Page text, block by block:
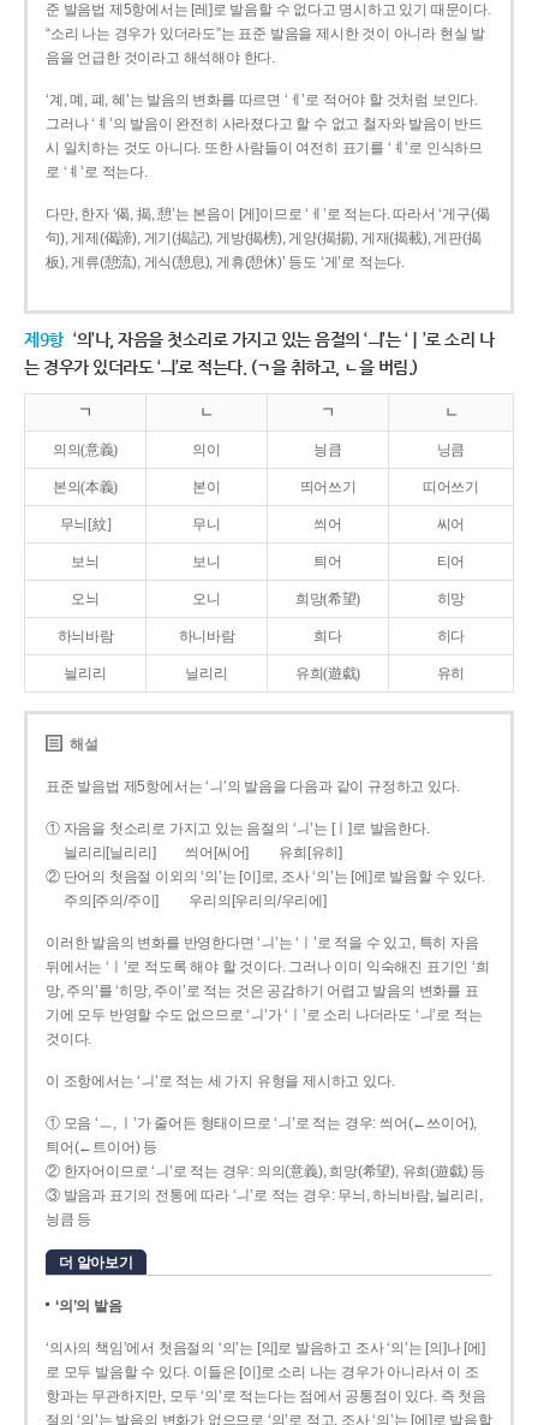
준 발음법 제5항에서는 [레]로 발음할 수 없다고 명시하고 있기 때문이다.
“소리 나는 경우가 있더라도”는 표준 발음을 제시한 것이 아니라 현실 발
음을 언급한 것이라고 해석해야 한다.
‘계, 몌, 폐, 혜’는 발음의 변화를 따르면 ‘ㅔ’로 적어야 할 것처럼 보인다.
그러나 ‘ㅖ’의 발음이 완전히 사라졌다고 할 수 없고 철자와 발음이 반드
시 일치하는 것도 아니다. 또한 사람들이 여전히 표기를 ‘ㅖ’로 인식하므
로 ‘ㅖ’로 적는다.
다만, 한자 ‘偈, 揭, 憩’는 본음이 [게]이므로 ‘ㅔ’로 적는다. 따라서 ‘게구(偈
句), 게제(偈諦), 게기(揭記), 게방(揭榜), 게양(揭揚), 게재(揭載), 게판(揭
板), 게류(憩流), 게식(憩息), 게휴(憩休)’ 등도 ‘게’로 적는다.
제9항 ‘의’나, 자음을 첫소리로 가지고 있는 음절의 ‘ㅢ’는 ‘ㅣ’로 소리 나
는 경우가 있더라도 ‘ㅢ’로 적는다. (ㄱ을 취하고, ㄴ을 버림.)
ㄱ ㄴ ㄱ ㄴ
의의(意義) 의이 닁큼 닝큼
본의(本義) 본이 띄어쓰기 띠어쓰기
무늬[紋] 무니 씌어 씨어
보늬 보니 틔어 티어
오늬 오니 희망(希望) 히망
하늬바람 하니바람 희다 히다
늴리리 닐리리 유희(遊戱) 유히
해설
표준 발음법 제5항에서는 ‘ㅢ’의 발음을 다음과 같이 규정하고 있다.
① 자음을 첫소리로 가지고 있는 음절의 ‘ㅢ’는 [ㅣ]로 발음한다.
늴리리[닐리리]
씌어[씨어]
유희[유히]
② 단어의 첫음절 이외의 ‘의’는 [이]로, 조사 ‘의’는 [에]로 발음할 수 있다.
주의[주의/주이]
우리의[우리의/우리에]
이러한 발음의 변화를 반영한다면 ‘ㅢ’는 ‘ㅣ’로 적을 수 있고, 특히 자음
뒤에서는 ‘ㅣ’로 적도록 해야 할 것이다. 그러나 이미 익숙해진 표기인 ‘희
망, 주의’를 ‘히망, 주이’로 적는 것은 공감하기 어렵고 발음의 변화를 표
기에 모두 반영할 수도 없으므로 ‘ㅢ’가 ‘ㅣ’로 소리 나더라도 ‘ㅢ’로 적는
것이다.
이 조항에서는 ‘ㅢ’로 적는 세 가지 유형을 제시하고 있다.
① 모음 ‘ㅡ, ㅣ’가 줄어든 형태이므로 ‘ㅢ’로 적는 경우: 씌어(←쓰이어),
틔어(←트이어) 등
② 한자어이므로 ‘ㅢ’로 적는 경우: 의의(意義), 희망(希望), 유희(遊戱) 등
③ 발음과 표기의 전통에 따라 ‘ㅢ’로 적는 경우: 무늬, 하늬바람, 늴리리,
닁큼 등
더 알아보기
‘의’의 발음
‘의사의 책임’에서 첫음절의 ‘의’는 [의]로 발음하고 조사 ‘의’는 [의]나 [에]
로 모두 발음할 수 있다. 이들은 [이]로 소리 나는 경우가 아니라서 이 조
항과는 무관하지만, 모두 ‘의’로 적는다는 점에서 공통점이 있다. 즉 첫음
절의 ‘의’는 발음의 변화가 없으므로 ‘의’로 적고, 조사 ‘의’는 [에]로 발음할